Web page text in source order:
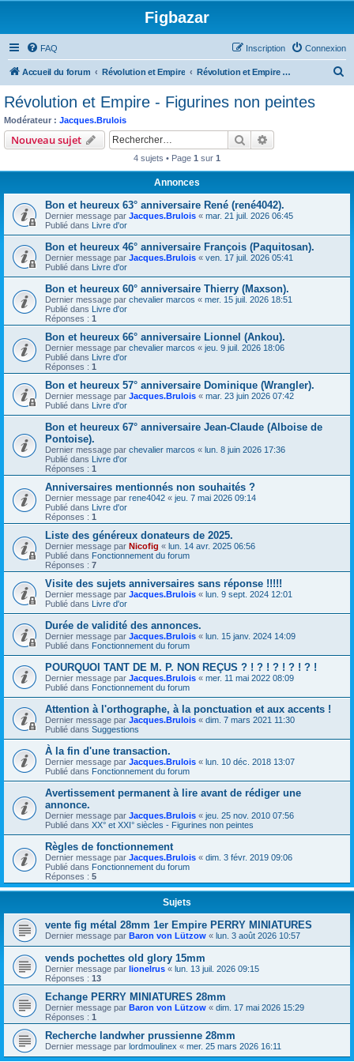
Figbazar
FAQ Connexion
Inscription
Accueil du forum Révolution et Empire Révolution et Empire - Figurines non peintes
Révolution et Empire - Figurines non peintes
Modérateur : Jacques.Brulois
Nouveau sujet Rechercher
4 sujets • Page 1 sur 1
Annonces
Bon et heureux 63° anniversaire René (rené4042).
Dernier message par Jacques.Brulois « mar. 21 juil. 2026 06:45
Publié dans Livre d'or
Bon et heureux 46° anniversaire François (Paquitosan).
Dernier message par Jacques.Brulois « ven. 17 juil. 2026 05:41
Publié dans Livre d'or
Bon et heureux 60° anniversaire Thierry (Maxson).
Dernier message par chevalier marcos « mer. 15 juil. 2026 18:51
Publié dans Livre d'or
Réponses : 1
Bon et heureux 66° anniversaire Lionnel (Ankou).
Dernier message par chevalier marcos « jeu. 9 juil. 2026 18:06
Publié dans Livre d'or
Réponses : 1
Bon et heureux 57° anniversaire Dominique (Wrangler).
Dernier message par Jacques.Brulois « mar. 23 juin 2026 07:42
Publié dans Livre d'or
Bon et heureux 67° anniversaire Jean-Claude (Alboise de
Pontoise).
Dernier message par chevalier marcos « lun. 8 juin 2026 17:36
Publié dans Livre d'or
Réponses : 1
Anniversaires mentionnés non souhaités ?
Dernier message par rene4042 « jeu. 7 mai 2026 09:14
Publié dans Livre d'or
Réponses : 1
Liste des généreux donateurs de 2025.
Dernier message par Nicofig « lun. 14 avr. 2025 06:56
Publié dans Fonctionnement du forum
Réponses : 7
Visite des sujets anniversaires sans réponse !!!!!
Dernier message par Jacques.Brulois « lun. 9 sept. 2024 12:01
Publié dans Livre d'or
Durée de validité des annonces.
Dernier message par Jacques.Brulois « lun. 15 janv. 2024 14:09
Publié dans Fonctionnement du forum
POURQUOI TANT DE M. P. NON REÇUS ? ! ? ! ? ! ? ! ? !
Dernier message par Jacques.Brulois « mer. 11 mai 2022 08:09
Publié dans Fonctionnement du forum
Attention à l'orthographe, à la ponctuation et aux accents !
Dernier message par Jacques.Brulois « dim. 7 mars 2021 11:30
Publié dans Suggestions
À la fin d'une transaction.
Dernier message par Jacques.Brulois « lun. 10 déc. 2018 13:07
Publié dans Fonctionnement du forum
Avertissement permanent à lire avant de rédiger une
annonce.
Dernier message par Jacques.Brulois « jeu. 25 nov. 2010 07:56
Publié dans XX° et XXI° siècles - Figurines non peintes
Règles de fonctionnement
Dernier message par Jacques.Brulois « dim. 3 févr. 2019 09:06
Publié dans Fonctionnement du forum
Réponses : 5
Sujets
vente fig métal 28mm 1er Empire PERRY MINIATURES
Dernier message par Baron von Lützow « lun. 3 août 2026 10:57
vends pochettes old glory 15mm
Dernier message par lionelrus « lun. 13 juil. 2026 09:15
Réponses : 13
Echange PERRY MINIATURES 28mm
Dernier message par Baron von Lützow « dim. 17 mai 2026 15:29
Réponses : 1
Recherche landwher prussienne 28mm
Dernier message par lordmoulinex « mer. 25 mars 2026 16:11